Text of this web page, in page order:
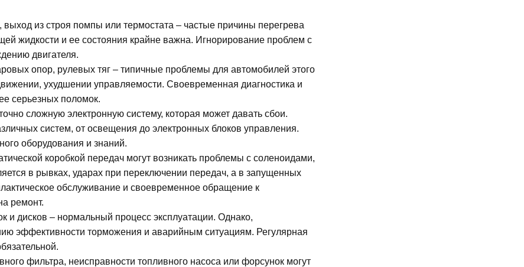
из строя помпы или термостата – частые причины перегрева
жидкости и ее состояния крайне важна. Игнорирование проблем с
двигателя.
опор, рулевых тяг – типичные проблемы для автомобилей этого
ухудшении управляемости. Своевременная диагностика и
серьезных поломок.
сложную электронную систему, которая может давать сбои.
систем, от освещения до электронных блоков управления.
оборудования и знаний.
коробкой передач могут возникать проблемы с соленоидами,
в рывках, ударах при переключении передач, а в запущенных
обслуживание и своевременное обращение к
ремонт.
и дисков – нормальный процесс эксплуатации. Однако,
эффективности торможения и аварийным ситуациям. Регулярная
фильтра, неисправности топливного насоса или форсунок могут